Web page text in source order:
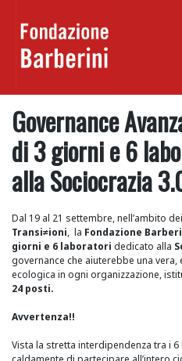
contentGovernance
di 3 giorni e 6
alla Sociocrazia
Dal 19 al 21 settembre, nell’ambito dei
Transi≠ioni, la Fondazione
giorni e 6 laboratori dedicato alla
governance che aiuterebbe una
ecologica in ogni organizzazione,
24 posti.
Avvertenza!!
Vista la stretta interdipendenza tra i